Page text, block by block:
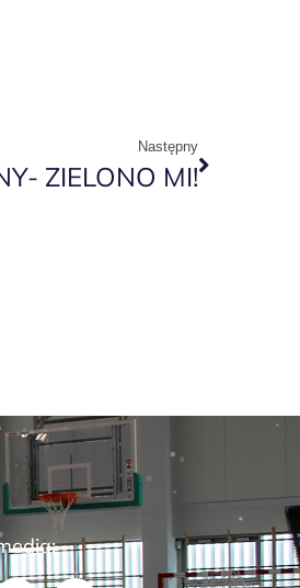
Następny
ZIELONO MI!